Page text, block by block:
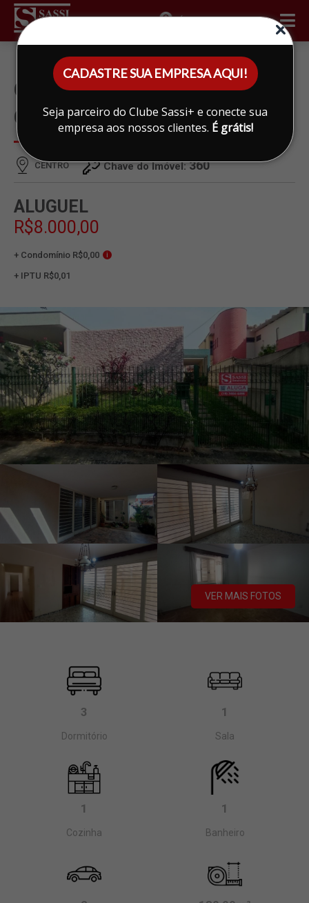
CADASTRE SUA EMPRESA AQUI!
Seja parceiro do Clube Sassi+ e conecte sua
empresa aos nossos clientes. É grátis!
ÁREA DO CLIENTE
CASA PARA ALUGAR EM
CENTRO, LIMEIRA
CENTRO Chave do Imóvel:360
ALUGUEL
R$8.000,00
+ Condomínio R$0,00 i
+ IPTU R$0,01
VER MAIS FOTOS
3
Dormitório
1
Sala
1
Cozinha
1
Banheiro